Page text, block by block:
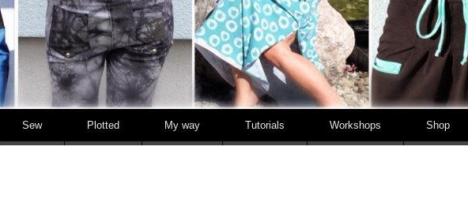
Sew Plotted My way Tutorials Workshops Shop